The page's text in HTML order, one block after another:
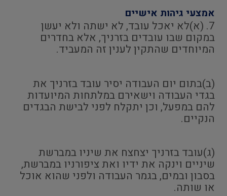
אמצעי גיהות אישיים
7. (א)לא יאכל עובד, לא ישתה ולא יעשן
במקום שבו עובדים בזרניך, אלא בחדרים
המיוחדים שהתקין לענין זה המעביד.
(ב)בתום יום העבודה יסיר עובד בזרניך את
בגדי העבודה וישאירם במלתחות המיועדות
להם במפעל, וכן יתקלח לפני לבישת הבגדים
הנקיים.
(ג)עובד בזרניך יצחצח את שיניו במברשת
שיניים וינקה את ידיו ואת ציפורניו במברשת,
בסבון ובמים, בגמר העבודה ולפני שהוא אוכל
או שותה.